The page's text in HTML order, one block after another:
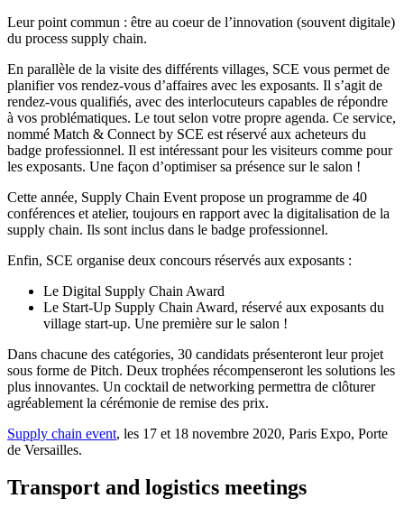
Leur point commun : être au coeur de l’innovation (souvent digitale)
du process supply chain.
En parallèle de la visite des différents villages, SCE vous permet de
planifier vos rendez-vous d’affaires avec les exposants. Il s’agit de
rendez-vous qualifiés, avec des interlocuteurs capables de répondre
à vos problématiques. Le tout selon votre propre agenda. Ce service,
nommé Match & Connect by SCE est réservé aux acheteurs du
badge professionnel. Il est intéressant pour les visiteurs comme pour
les exposants. Une façon d’optimiser sa présence sur le salon !
Cette année, Supply Chain Event propose un programme de 40
conférences et atelier, toujours en rapport avec la digitalisation de la
supply chain. Ils sont inclus dans le badge professionnel.
Enfin, SCE organise deux concours réservés aux exposants :
Le Digital Supply Chain Award
Le Start-Up Supply Chain Award, réservé aux exposants du
village start-up. Une première sur le salon !
Dans chacune des catégories, 30 candidats présenteront leur projet
sous forme de Pitch. Deux trophées récompenseront les solutions les
plus innovantes. Un cocktail de networking permettra de clôturer
agréablement la cérémonie de remise des prix.
Supply chain event, les 17 et 18 novembre 2020, Paris Expo, Porte
de Versailles.
Transport and logistics meetings